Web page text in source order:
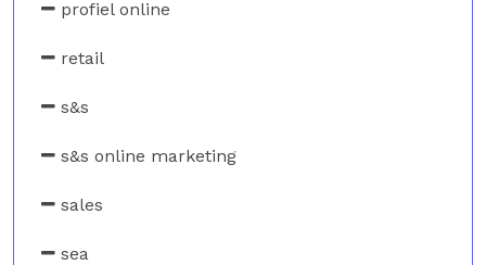
profiel online
retail
s&s
s&s online marketing
sales
sea